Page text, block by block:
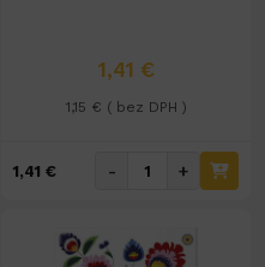
1,41 €
1,15 € ( bez DPH )
1,41 € - +